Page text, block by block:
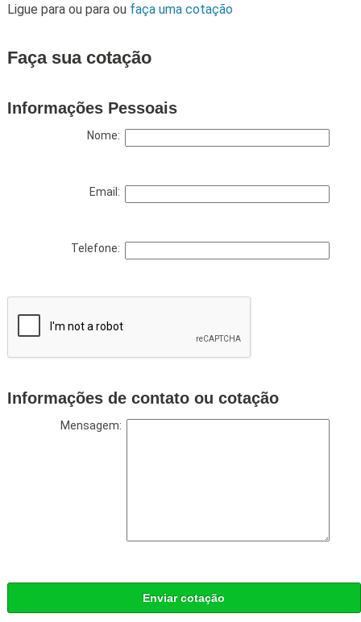
Ligue para ou para ou faça uma cotação
Faça sua cotação
Informações Pessoais
Nome:
Email:
Telefone:
Informações de contato ou cotação
Mensagem:
Enviar cotação